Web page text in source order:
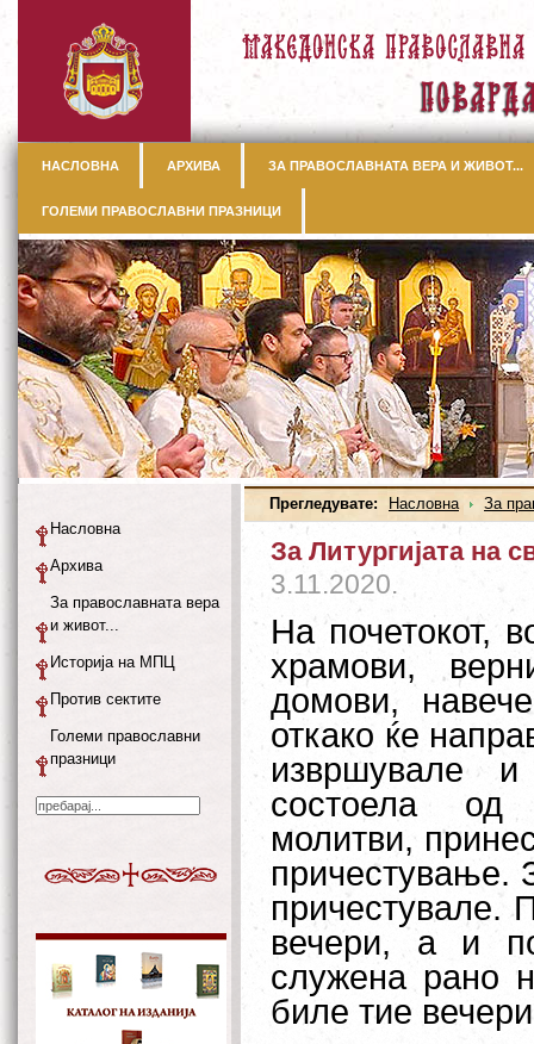
НАСЛОВНА АРХИВА ЗА ПРАВОСЛАВНАТА ВЕРА И ЖИВОТ...
ГОЛЕМИ ПРАВОСЛАВНИ ПРАЗНИЦИ
Прегледувате: Насловна За
За Литургијата на
3.11.2020.
На почетокот,
храмови,
домови,
откако ќе
извршувале и
состоела од
молитви,
причестување.
причестувале.
вечери, а и
служена рано
биле тие
Насловна
Архива
За православната вера
и живот...
Историја на МПЦ
Против сектите
Големи православни
празници